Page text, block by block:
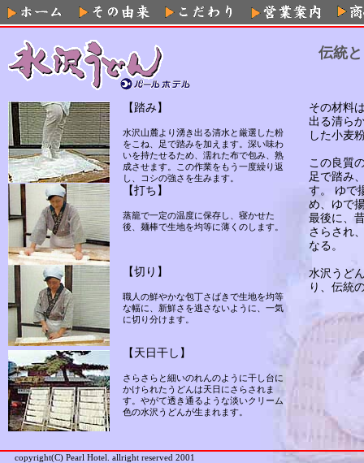
伝統
【踏み】
水沢山麓より湧き出る清水と厳選した粉
をこね、足で踏みを加えます。深い味わ
いを持たせるため、濡れた布で包み、熟
成させます。この作業をもう一度繰り返
し、コシの強さを生みます。
その材料
出る清ら
した小麦
この良質
足で踏み
す。 ゆで
め、ゆで
最後に、
さらされ
なる。
水沢うど
り、伝統
【打ち】
蒸籠で一定の温度に保存し、寝かせた
後、麺棒で生地を均等に薄くのします。
【切り】
職人の鮮やかな包丁さばきで生地を均等
な幅に、新鮮さを逃さないように、一気
に切り分けます。
【天日干し】
さらさらと細いのれんのように干し台に
かけられたうどんは天日にさらされま
す。やがて透き通るような淡いクリーム
色の水沢うどんが生まれます。
copyright(C) Pearl Hotel. allright reserved 2001